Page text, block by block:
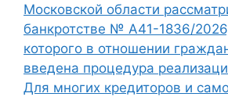
Московской области
банкротстве № А41-1836/
которого в отношении
введена процедура
Для многих кредиторов и